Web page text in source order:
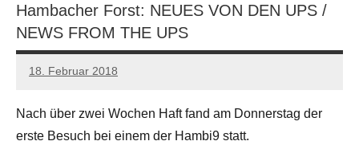
Hambacher Forst: NEUES VON DEN UPS /
NEWS FROM THE UPS
18. Februar 2018
admin
Nach über zwei Wochen Haft fand am Donnerstag der
erste Besuch bei einem der Hambi9 statt.